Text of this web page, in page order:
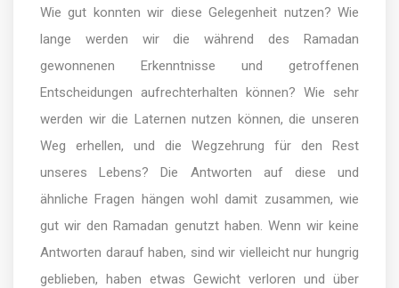
Wie gut konnten wir diese Gelegenheit nutzen? Wie
lange werden wir die während des Ramadan
gewonnenen Erkenntnisse und getroffenen
Entscheidungen aufrechterhalten können? Wie sehr
werden wir die Laternen nutzen können, die unseren
Weg erhellen, und die Wegzehrung für den Rest
unseres Lebens? Die Antworten auf diese und
ähnliche Fragen hängen wohl damit zusammen, wie
gut wir den Ramadan genutzt haben. Wenn wir keine
Antworten darauf haben, sind wir vielleicht nur hungrig
geblieben, haben etwas Gewicht verloren und über